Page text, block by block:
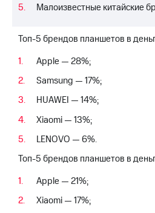
Малоизвестные китайские
Топ-5 брендов планшетов в
Apple — 28%;
Samsung — 17%;
HUAWEI — 14%;
Xiaomi — 13%;
LENOVO — 6%.
Топ-5 брендов планшетов в
Apple — 21%;
Xiaomi — 17%;